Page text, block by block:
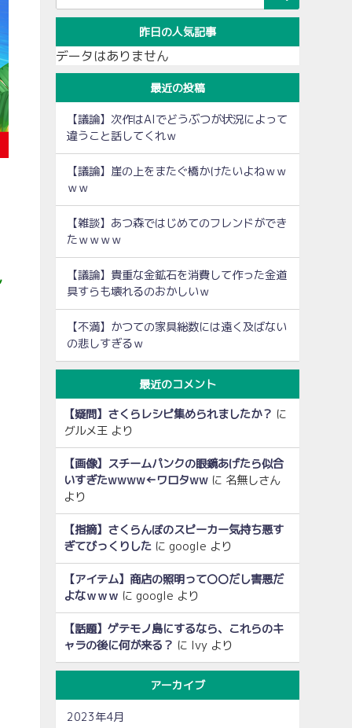
昨日の人気記事
データはありません
最近の投稿
【議論】次作はAIでどうぶつが状況によって
違うこと話してくれｗ
【議論】崖の上をまたぐ橋かけたいよねｗｗ
ｗｗ
【雑談】あつ森ではじめてのフレンドができ
たｗｗｗｗ
【議論】貴重な金鉱石を消費して作った金道
具すらも壊れるのおかしいｗ
【不満】かつての家具総数には遠く及ばない
の悲しすぎるｗ
最近のコメント
【疑問】さくらレシピ集められましたか？ に
グルメ王より
【画像】スチームパンクの眼鏡あげたら似合
いすぎたwwww←ワロタwwに 名無しさん
より
【指摘】さくらんぼのスピーカー気持ち悪す
ぎてびっくりしたに google より
【アイテム】商店の照明って〇〇だし害悪だ
よなｗｗｗ に google より
【話題】ゲテモノ島にするなら、これらのキ
ャラの後に何が来る？ に Ivyより
アーカイブ
2023年4月